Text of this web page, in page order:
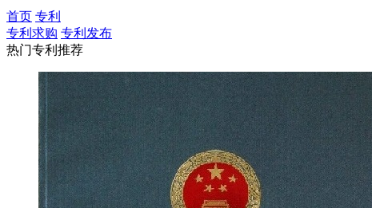
首页 专利
专利求购 专利发布
热门专利推荐